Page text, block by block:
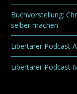
Buchvorstellung:
selber machen
Libertärer Podcast
Libertärer Podcast